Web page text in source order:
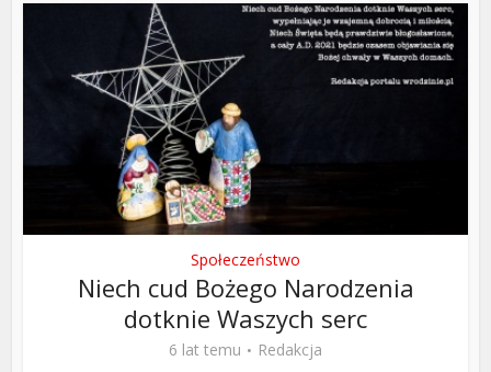
Społeczeństwo
Niech cud Bożego Narodzenia
dotknie Waszych serc
6 lat temu
Redakcja